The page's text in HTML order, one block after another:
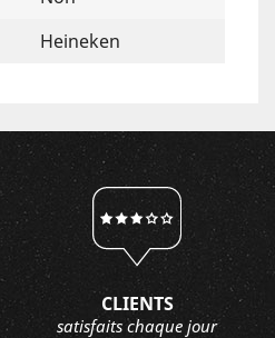
Heineken
CLIENTS
satisfaits chaque jour